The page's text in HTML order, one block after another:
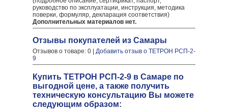
руководство по эксплуатации, инструкция, методика
поверки, формуляр, декларация соответствия)
Дополнительных материалов нет.
Отзывы покупателей из Самары
Отзывов о товаре: 0 | Добавить отзыв о ТЕТРОН РСП-2-
9
Купить ТЕТРОН РСП-2-9 в Самаре по
выгодной цене, а также получить
техническую консультацию Вы можете
следующим образом: